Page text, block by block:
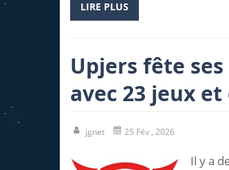
LIRE PLUS
Upjers fête
avec 23 jeux
jgnet 25 Fév , 2026
Il y a